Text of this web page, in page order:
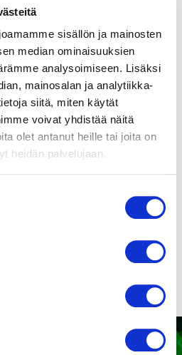
sisällön ja mainosten
median ominaisuuksien
analysoimiseen. Lisäksi
mainosalan ja analytiikka-
siitä, miten käytät
voivat yhdistää näitä
olet antanut heille tai joita on
heidän palvelujaan.
Lisätietoja
Huomioi ErP-direktiivi!
ErP-direktiivi ei koske alle
125 W puhaltimia. Yli 125 W
puhaltimien kohdalle on
merkitty, läpäiseekö tuote
direktiivin vaatimukset.
Suomenkieliset